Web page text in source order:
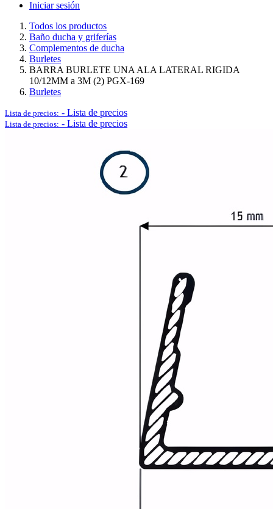
Logística y Equipamiento Auxiliar
Ver todo en Logística y Equipamiento Auxiliar→
Carros
Ambientadores
Contra insectos
Iniciar sesión
Todos los productos
Baño ducha y griferías
Complementos de ducha
Burletes
BARRA BURLETE UNA ALA LATERAL RIGIDA
10/12MM a 3M (2) PGX-169
Burletes
Lista de precios: - Lista de precios
Lista de precios: - Lista de precios